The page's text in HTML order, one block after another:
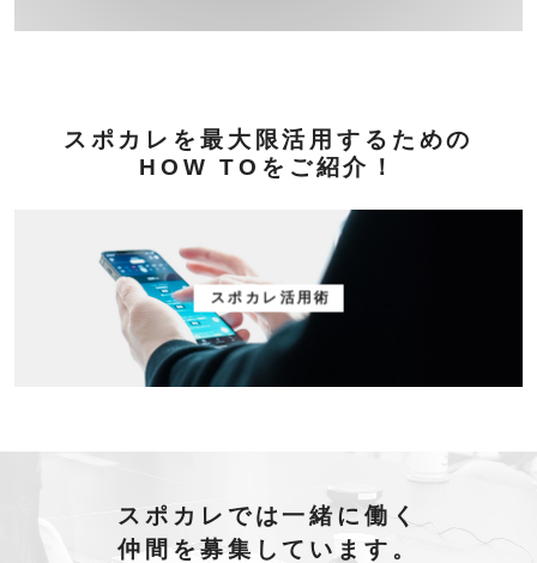
スポカレを最大限活用するための
HOW TOをご紹介！
スポカレ活用術
スポカレでは一緒に働く
仲間を募集しています。